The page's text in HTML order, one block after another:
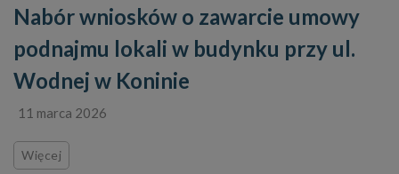
Nabór wniosków o zawarcie umowy
podnajmu lokali w budynku przy ul.
Wodnej w Koninie
11 marca 2026
Więcej